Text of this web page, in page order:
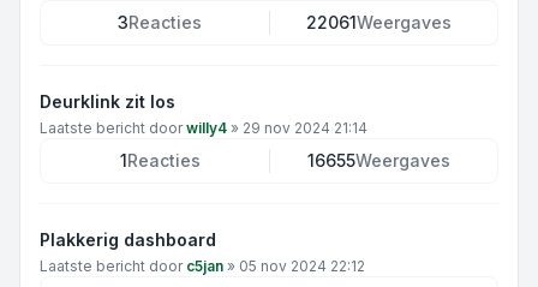
3Reacties 22061Weergaves
Deurklink zit los
Laatste bericht doorwilly4 » 29 nov 2024 21:14
1Reacties 16655Weergaves
Plakkerig dashboard
Laatste bericht door c5jan » 05 nov 2024 22:12